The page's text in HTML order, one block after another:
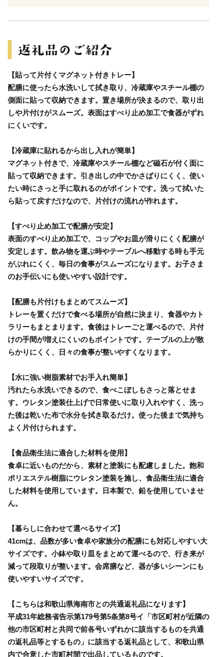
【貼って片付くマグネット付きトレー】
配膳に使ったら水洗いして拭き取り、冷蔵庫やスチール棚の
側面に貼って収納できます。置き場所が決まるので、取り出
しや片付けがスムーズ。表面はすべり止め加工で食器がずれ
にくいです。
【冷蔵庫に貼れるから出し入れが簡単】
マグネット付きで、冷蔵庫やスチール棚など磁石が付く面に
貼って収納できます。引き出しの中でかさばりにくく、使い
たい時にさっと手に取れるのがポイントです。洗って拭いた
ら貼って戻すだけなので、片付けの流れが作れます。
【すべり止め加工で配膳が安定】
表面のすべり止め加工で、コップやお皿が滑りにくく配膳が
安定します。飲み物を運ぶ時やテーブルへ移動する時も手元
がぶれにくく、毎日の食事がスムーズになります。お子さま
のお手伝いにも使いやすい設計です。
【配膳も片付けもまとめてスムーズ】
トレーを置くだけで食べる場所が自然に決まり、食器やカト
ラリーもまとまります。食後はトレーごと運べるので、片付
けの手間が増えにくいのもポイントです。テーブルの上が散
らかりにくく、日々の食事が整いやすくなります。
【水に強い樹脂素材でお手入れ簡単】
汚れたら水洗いできるので、食べこぼしもさっと落とせま
す。ウレタン塗装仕上げで日常使いに取り入れやすく、洗っ
た後は乾いた布で水分を拭き取るだけ。使った後まで気持ち
よく片付けられます。
【食品衛生法に適合した材料を使用】
食卓に近いものだから、素材と塗装にも配慮しました。飽和
ポリエステル樹脂にウレタン塗装を施し、食品衛生法に適合
した材料を使用しています。日本製で、鉛を使用していませ
ん。
【暮らしに合わせて選べるサイズ】
41cmは、品数が多い食卓や家族分の配膳にも対応しやすい大
サイズです。小鉢や取り皿をまとめて運べるので、行き来が
減って段取りが整います。会席膳など、器が多いシーンにも
使いやすいサイズです。
【こちらは和歌山県海南市との共通返礼品になります】
平成31年総務省告示第179号第5条第8号イ「市区町村が近隣の
他の市区町村と共同で前各号いずれかに該当するものを共通
の返礼品等とするもの」に該当する返礼品として、和歌山県
内で合意した市町村間で出品しているものです。